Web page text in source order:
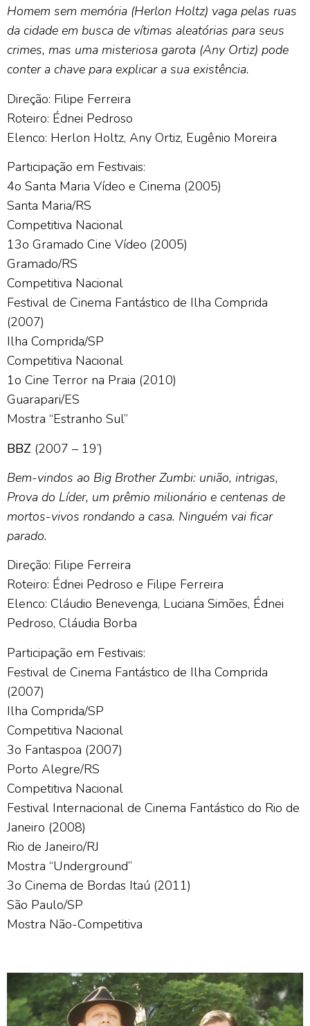
Homem sem memória (Herlon Holtz) vaga pelas ruas
da cidade em busca de vítimas aleatórias para seus
crimes, mas uma misteriosa garota (Any Ortiz) pode
conter a chave para explicar a sua existência.
Direção: Filipe Ferreira
Roteiro: Édnei Pedroso
Elenco: Herlon Holtz, Any Ortiz, Eugênio Moreira
Participação em Festivais:
4o Santa Maria Vídeo e Cinema (2005)
Santa Maria/RS
Competitiva Nacional
13o Gramado Cine Vídeo (2005)
Gramado/RS
Competitiva Nacional
Festival de Cinema Fantástico de Ilha Comprida
(2007)
Ilha Comprida/SP
Competitiva Nacional
1o Cine Terror na Praia (2010)
Guarapari/ES
Mostra “Estranho Sul”
BBZ (2007 – 19’)
Bem-vindos ao Big Brother Zumbi: união, intrigas,
Prova do Líder, um prêmio milionário e centenas de
mortos-vivos rondando a casa. Ninguém vai ficar
parado.
Direção: Filipe Ferreira
Roteiro: Édnei Pedroso e Filipe Ferreira
Elenco: Cláudio Benevenga, Luciana Simões, Édnei
Pedroso, Cláudia Borba
Participação em Festivais:
Festival de Cinema Fantástico de Ilha Comprida
(2007)
Ilha Comprida/SP
Competitiva Nacional
3o Fantaspoa (2007)
Porto Alegre/RS
Competitiva Nacional
Festival Internacional de Cinema Fantástico do Rio de
Janeiro (2008)
Rio de Janeiro/RJ
Mostra “Underground”
3o Cinema de Bordas Itaú (2011)
São Paulo/SP
Mostra Não-Competitiva